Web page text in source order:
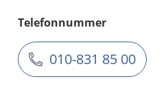
Telefonnummer
010-831 85 00